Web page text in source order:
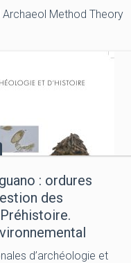
Archaeol Method Theory
: ordures
des
d’archéologie et